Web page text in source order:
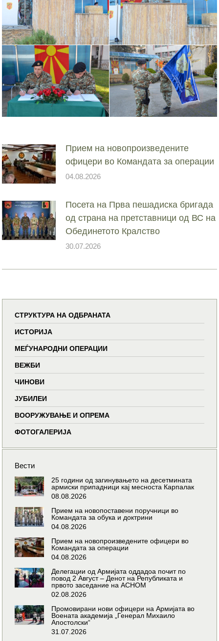
Прием на новопроизведените
офицери во Командата за операции
04.08.2026
Посета на Прва пешадиска бригада
од страна на претставници од ВС на
Обединетото Кралство
30.07.2026
СТРУКТУРА НА ОДБРАНАТА
ИСТОРИЈА
МЕЃУНАРОДНИ ОПЕРАЦИИ
ВЕЖБИ
ЧИНОВИ
ЈУБИЛЕИ
ВООРУЖУВАЊЕ И ОПРЕМА
ФОТОГАЛЕРИЈА
Вести
25 години од загинувањето на десетмината
армиски припадници кај месноста Карпалак
08.08.2026
Прием на новопоставени поручници во
Командата за обука и доктрини
04.08.2026
Прием на новопроизведените офицери во
Командата за операции
04.08.2026
Делегации од Армијата оддадоа почит по
повод 2 Август – Денот на Републиката и
првото заседание на АСНОМ
02.08.2026
Промовирани нови офицери на Армијата во
Воената академија „Генерал Михаило
Апостолски“
31.07.2026